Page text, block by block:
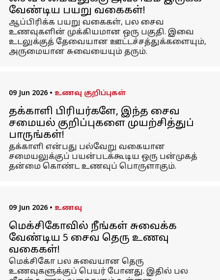
வேண்டிய பயறு வகைகள்!
ஆப்பிரிக்க பயறு வகைகள், பல சைவ
உணவுகளின் முக்கியமான ஒரு பகுதி. இவை
உடலுக்குத் தேவையான ஊட்டச்சத்துக்களையும்,
அருமையான சுவையையும் தரும்.
09 Jun 2026 • உணவு குறிப்புகள்
தக்காளி பிரியர்களே, இந்த சைவ
சமையல் குறிப்புகளை முயற்சித்துப்
பாருங்கள்!
தக்காளி என்பது பல்வேறு வகையான
சமையலுக்குப் பயன்படக்கூடிய ஒரு பன்முகத்
தன்மை கொண்ட உணவுப் பொருளாகும்.
09 Jun 2026 • உணவு
மெக்சிகோவில் நீங்கள் சுவைக்க
வேண்டிய 5 சைவ தெரு உணவு
வகைகள்!
மெக்சிகோ பல சுவையான தெரு
உணவுகளுக்குப் பெயர் போனது. இதில் பல